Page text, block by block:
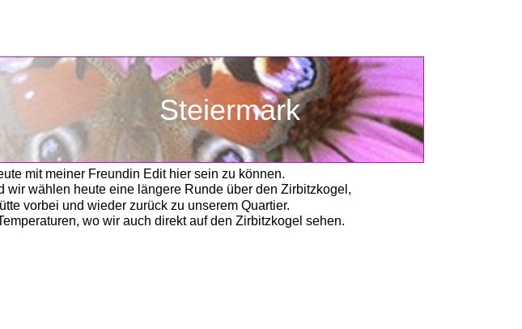
mit meiner Freundin Edit hier sein zu können.
wählen heute eine längere Runde über den Zirbitzkogel,
vorbei und wieder zurück zu unserem Quartier.
wo wir auch direkt auf den Zirbitzkogel sehen.
Steiermark